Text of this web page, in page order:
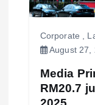
Corporate ,
August 27,
Media
RM20.7